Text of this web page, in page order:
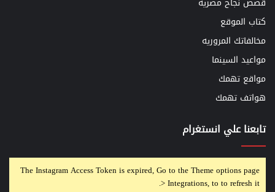
كتاب الموقع
مخالفاتك المروريه
مواعيد السينما
مواقع تهمك
هواتف تهمك
تابعنا علي انستغرام
The Instagram Access Token is expired, Go to the Theme options page
> Integrations, to to refresh it.